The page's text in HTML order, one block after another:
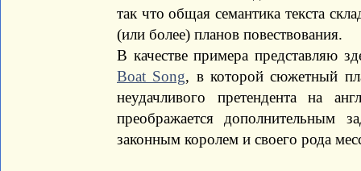
так что общая семантика текста
(или более) планов повествования.
В качестве примера представляю
Boat Song, в которой сюжетный
неудачливого претендента на
преображается дополнительным
законным королем и своего рода